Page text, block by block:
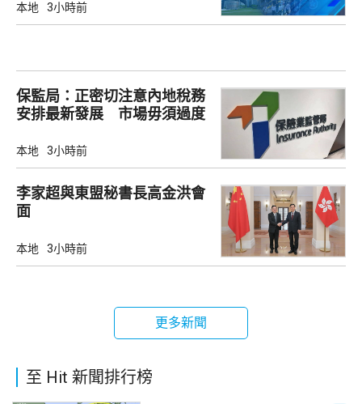
本地 3小時前
保監局：正密切注意內地稅務
安排最新發展 市場毋須過度
本地 3小時前
李家超與東盟秘書長高金洪會
面
本地 3小時前
更多新聞
至 Hit 新聞排行榜